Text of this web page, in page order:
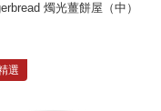
燭光薑餅屋（中）
選